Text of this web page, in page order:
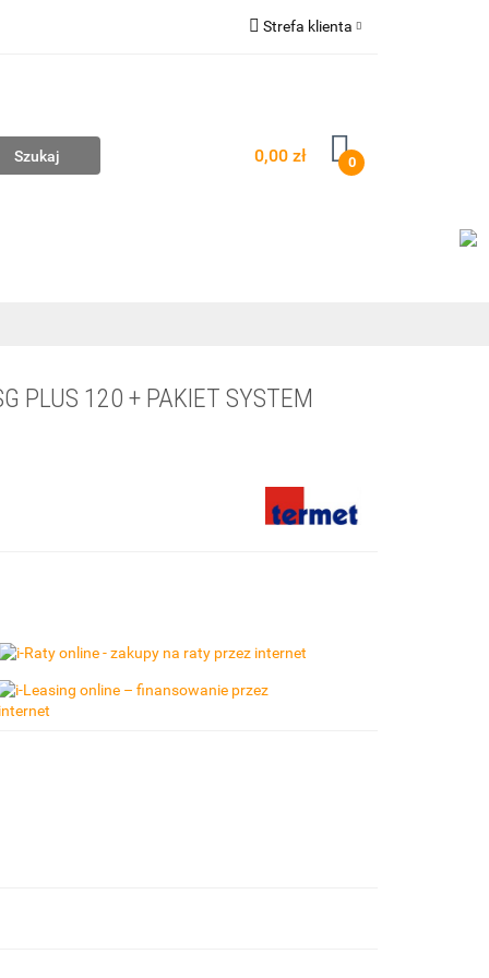
Strefa klienta
Dodaj zgłoszenie
0,00 zł 0
PLUS 120 + PAKIET SYSTEM